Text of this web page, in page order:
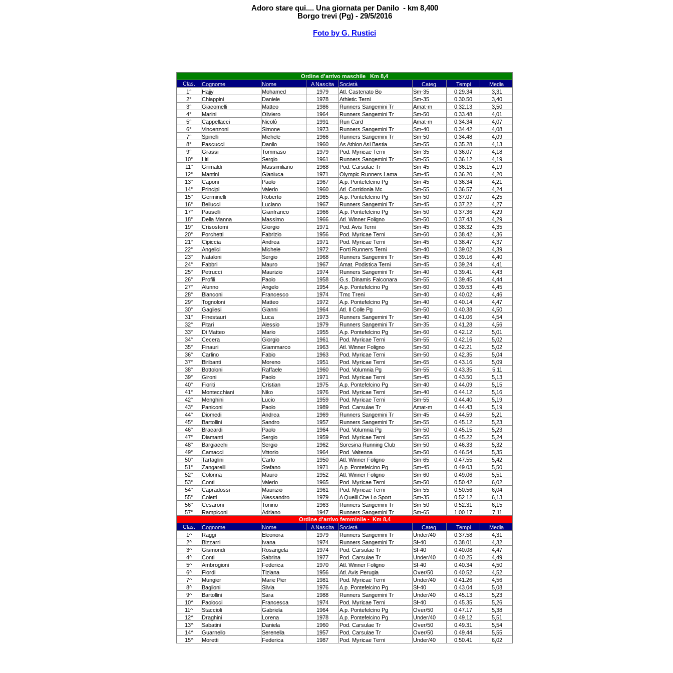
Adoro stare qui.... Una giornata per Danilo - km 8,400
Borgo trevi (Pg) - 29/5/2016
Foto by G. Rustici
Ordine d'arrivo maschile Km 8,4
Clas.
Cognome Nome A Nascita Società Categ. Tempi
Media
1°
Hajjy Mohamed 1979 Atl. Castenato Bo Sm-35 0.29.34
3,31
2°
Chiappini Daniele 1978 Athletic Terni Sm-35 0.30.50
3,40
3°
Giacomelli Matteo 1986 Runners Sangemini Tr Amat-m 0.32.13
3,50
4°
Marini Oliviero 1964 Runners Sangemini Tr Sm-50 0.33.48
4,01
5°
Cappellacci Nicolò 1991 Run Card Amat-m 0.34.34
4,07
6°
Vincenzoni Simone 1973 Runners Sangemini Tr Sm-40 0.34.42
4,08
7°
Spinelli Michele 1966 Runners Sangemini Tr Sm-50 0.34.48
4,09
8°
Pascucci Danilo 1960 As Athlon Asi Bastia Sm-55 0.35.28
4,13
9°
Grassi Tommaso 1979 Pod. Myricae Terni Sm-35 0.36.07
4,18
10°
Liti Sergio 1961 Runners Sangemini Tr Sm-55 0.36.12
4,19
11°
Grimaldi Massimiliano 1968 Pod. Carsulae Tr Sm-45 0.36.15
4,19
12°
Mantini Gianluca 1971 Olympic Runners Lama Sm-45 0.36.20
4,20
13°
Caponi Paolo 1967 A.p. Pontefelcino Pg Sm-45 0.36.34
4,21
14°
Principi Valerio 1960 Atl. Corridonia Mc Sm-55 0.36.57
4,24
15°
Germinelli Roberto 1965 A.p. Pontefelcino Pg Sm-50 0.37.07
4,25
16°
Bellucci Luciano 1967 Runners Sangemini Tr Sm-45 0.37.22
4,27
17°
Pauselli Gianfranco 1966 A.p. Pontefelcino Pg Sm-50 0.37.36
4,29
18°
Della Manna Massimo 1966 Atl. Winner Foligno Sm-50 0.37.43
4,29
19°
Crisostomi Giorgio 1971 Pod. Avis Terni Sm-45 0.38.32
4,35
20°
Porchetti Fabrizio 1956 Pod. Myricae Terni Sm-60 0.38.42
4,36
21°
Cipiccia Andrea 1971 Pod. Myricae Terni Sm-45 0.38.47
4,37
22°
Angelici Michele 1972 Forti Runners Terni Sm-40 0.39.02
4,39
23°
Nataloni Sergio 1968 Runners Sangemini Tr Sm-45 0.39.16
4,40
24°
Fabbri Mauro 1967 Amat. Podistica Terni Sm-45 0.39.24
4,41
25°
Petrucci Maurizio 1974 Runners Sangemini Tr Sm-40 0.39.41
4,43
26°
Profili Paolo 1958 G.s. Dinamis Falconara Sm-55 0.39.45
4,44
27°
Alunno Angelo 1954 A.p. Pontefelcino Pg Sm-60 0.39.53
4,45
28°
Bianconi Francesco 1974 Tmc Treni Sm-40 0.40.02
4,46
29°
Tognoloni Matteo 1972 A.p. Pontefelcino Pg Sm-40 0.40.14
4,47
30°
Gagliesi Gianni 1964 Atl. Il Colle Pg Sm-50 0.40.38
4,50
31°
Finestauri Luca 1973 Runners Sangemini Tr Sm-40 0.41.06
4,54
32°
Pitari Alessio 1979 Runners Sangemini Tr Sm-35 0.41.28
4,56
33°
Di Matteo Mario 1955 A.p. Pontefelcino Pg Sm-60 0.42.12
5,01
34°
Cecera Giorgio 1961 Pod. Myricae Terni Sm-55 0.42.16
5,02
35°
Finauri Giammarco 1963 Atl. Winner Foligno Sm-50 0.42.21
5,02
36°
Carlino Fabio 1963 Pod. Myricae Terni Sm-50 0.42.35
5,04
37°
Biribanti Moreno 1951 Pod. Myricae Terni Sm-65 0.43.16
5,09
38°
Bottoloni Raffaele 1960 Pod. Volumnia Pg Sm-55 0.43.35
5,11
39°
Gironi Paolo 1971 Pod. Myricae Terni Sm-45 0.43.50
5,13
40°
Fioriti Cristian 1975 A.p. Pontefelcino Pg Sm-40 0.44.09
5,15
41°
Montecchiani Niko 1976 Pod. Myricae Terni Sm-40 0.44.12
5,16
42°
Menghini Lucio 1959 Pod. Myricae Terni Sm-55 0.44.40
5,19
43°
Paniconi Paolo 1989 Pod. Carsulae Tr Amat-m 0.44.43
5,19
44°
Diomedi Andrea 1969 Runners Sangemini Tr Sm-45 0.44.59
5,21
45°
Bartollini Sandro 1957 Runners Sangemini Tr Sm-55 0.45.12
5,23
46°
Bracardi Paolo 1964 Pod. Volumnia Pg Sm-50 0.45.15
5,23
47°
Diamanti Sergio 1959 Pod. Myricae Terni Sm-55 0.45.22
5,24
48°
Bargiacchi Sergio 1962 Soresina Running Club Sm-50 0.46.33
5,32
49°
Camacci Vittorio 1964 Pod. Valtenna Sm-50 0.46.54
5,35
50°
Tartaglini Carlo 1950 Atl. Winner Foligno Sm-65 0.47.55
5,42
51°
Zangarelli Stefano 1971 A.p. Pontefelcino Pg Sm-45 0.49.03
5,50
52°
Colonna Mauro 1952 Atl. Winner Foligno Sm-60 0.49.06
5,51
53°
Conti Valerio 1965 Pod. Myricae Terni Sm-50 0.50.42
6,02
54°
Capradossi Maurizio 1961 Pod. Myricae Terni Sm-55 0.50.56
6,04
55°
Coletti Alessandro 1979 A Quelli Che Lo Sport Sm-35 0.52.12
6,13
56°
Cesaroni Tonino 1963 Runners Sangemini Tr Sm-50 0.52.31
6,15
57°
Rampiconi Adriano 1947 Runners Sangemini Tr Sm-65 1.00.17
7,11
Ordine d'arrivo femminile - Km 8,4
Clas.
Cognome Nome A Nascita Società Categ. Tempi
Media
1^
Raggi Eleonora 1979 Runners Sangemini Tr Under/40 0.37.58
4,31
2^
Bizzarri Ivana 1974 Runners Sangemini Tr Sf-40 0.38.01
4,32
3^
Gismondi Rosangela 1974 Pod. Carsulae Tr Sf-40 0.40.08
4,47
4^
Conti Sabrina 1977 Pod. Carsulae Tr Under/40 0.40.25
4,49
5^
Ambrogioni Federica 1970 Atl. Winner Foligno Sf-40 0.40.34
4,50
6^
Fiordi Tiziana 1956 Atl. Avis Perugia Over/50 0.40.52
4,52
7^
Mungier Marie Pier 1981 Pod. Myricae Terni Under/40 0.41.26
4,56
8^
Baglioni Silvia 1976 A.p. Pontefelcino Pg Sf-40 0.43.04
5,08
9^
Bartollini Sara 1988 Runners Sangemini Tr Under/40 0.45.13
5,23
10^
Paolocci Francesca 1974 Pod. Myricae Terni Sf-40 0.45.35
5,26
11^
Staccioli Gabriela 1964 A.p. Pontefelcino Pg Over/50 0.47.17
5,38
12^
Draghini Lorena 1978 A.p. Pontefelcino Pg Under/40 0.49.12
5,51
13^
Sabatini Daniela 1960 Pod. Carsulae Tr Over/50 0.49.31
5,54
14^
Guarnello Serenella 1957 Pod. Carsulae Tr Over/50 0.49.44
5,55
15^
Moretti Federica 1987 Pod. Myricae Terni Under/40 0.50.41 6,02